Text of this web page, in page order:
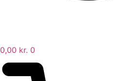
0,00 kr. 0